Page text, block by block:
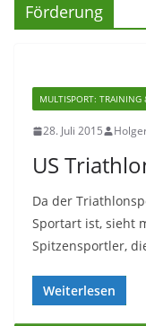
Förderung
MULTISPORT: TRAINING
28. Juli 2015
US
Da der
Sportart ist, sieht
Spitzensportler,
Weiterlesen